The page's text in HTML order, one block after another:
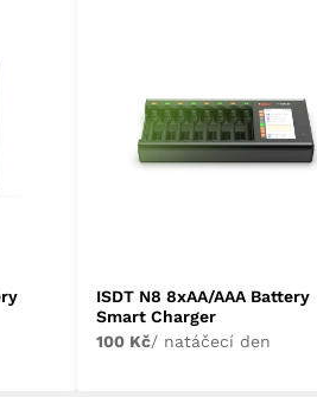
ISDT N8 8xAA/AAA Battery
Smart Charger
100 Kč/ natáčecí den